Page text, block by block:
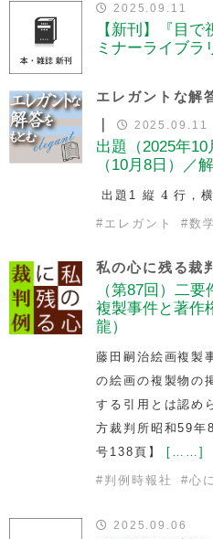
2025.09.11
【新刊】『目
ミナーライブラ
エレガントな解
2025.09.11
出題（2025年
（10月8日）／
出題1 縦4
4 行，横
# エレガント #数
私の心に残る裁
（第87回）二
複製事件と著作
龍）
藤田嗣治絵画複製
の絵画の複製物の
する引用とは認め
方裁判所昭和59年
号138頁】 [……]
# 判例時報社 #心
2025.09.06